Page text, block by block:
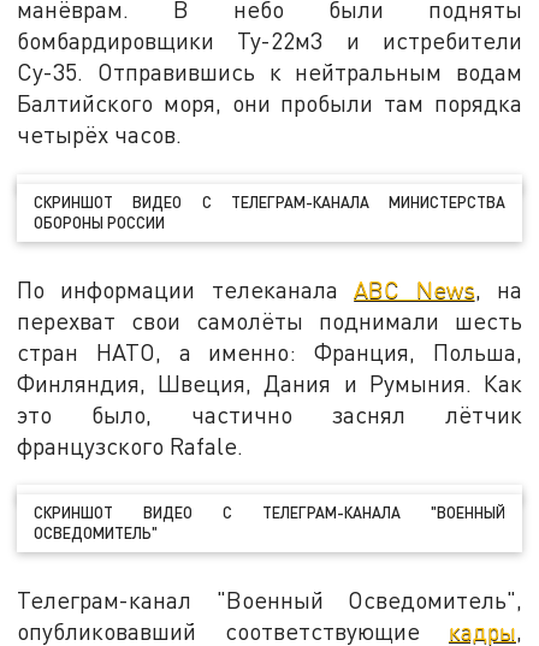
манёврам. В небо были подняты
бомбардировщики Ту-22м3 и истребители
Су-35. Отправившись к нейтральным водам
Балтийского моря, они пробыли там порядка
четырёх часов.
СКРИНШОТ ВИДЕО С ТЕЛЕГРАМ-КАНАЛА МИНИСТЕРСТВА
ОБОРОНЫ РОССИИ
По информации телеканалаABC News, на
перехват свои самолёты поднимали шесть
стран НАТО, а именно: Франция, Польша,
Финляндия, Швеция, Дания и Румыния. Как
это было, частично заснял лётчик
французского Rafale.
СКРИНШОТ ВИДЕО С ТЕЛЕГРАМ-КАНАЛА "ВОЕННЫЙ
ОСВЕДОМИТЕЛЬ"
Телеграм-канал "Военный Осведомитель",
опубликовавший соответствующие кадры,